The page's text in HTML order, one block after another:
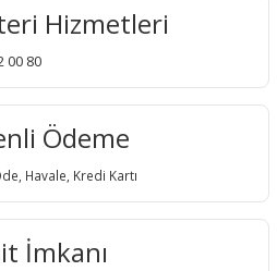
Hizmetleri
00 80
Ödeme
Havale, Kredi Kartı
İmkanı